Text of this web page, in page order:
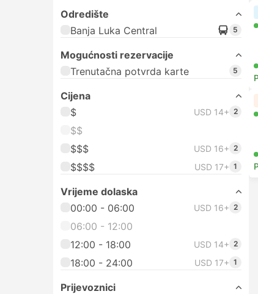
Odredište
Banja Luka Central
5
Mogućnosti rezervacije
Trenutačna potvrda karte
5
Cijena
$
USD 14+ 2
$$
$$$
USD 16+ 2
$$$$ USD 17+ 1
Vrijeme dolaska
00:00 - 06:00
USD 16+ 2
06:00 - 12:00
12:00 - 18:00
USD 14+ 2
18:00 - 24:00 USD 17+ 1
Prijevoznici